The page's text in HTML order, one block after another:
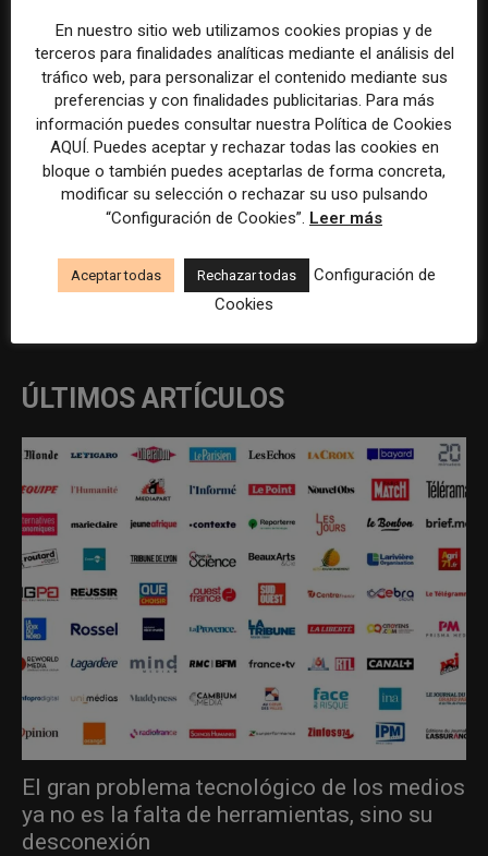
Responsable de Marketing y
Comunicación en Albacete
Asistente de dirección con
funciones de comunicación en
REDACCIÓN
ÚLTIMOS ARTÍCULOS
El gran problema tecnológico de los medios
ya no es la falta de herramientas, sino su
desconexión
En nuestro sitio web utilizamos cookies propias y de
terceros para finalidades analíticas mediante el análisis del
tráfico web, para personalizar el contenido mediante sus
preferencias y con finalidades publicitarias. Para más
información puedes consultar nuestra Política de Cookies
AQUÍ. Puedes aceptar y rechazar todas las cookies en
bloque o también puedes aceptarlas de forma concreta,
modificar su selección o rechazar su uso pulsando
“Configuración de Cookies”. Leer más
Aceptar todas Rechazar todas
Configuración de
Cookies